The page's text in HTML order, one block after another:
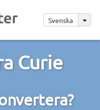
Svenska
Curie